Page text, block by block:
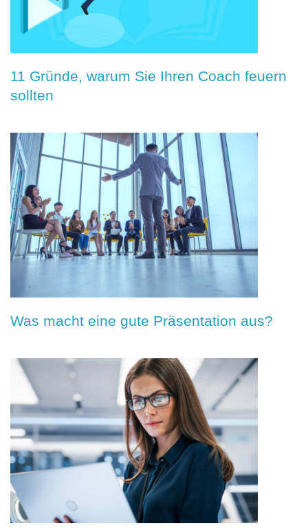
11 Gründe, warum Sie Ihren Coach feuern
sollten
Was macht eine gute Präsentation aus?